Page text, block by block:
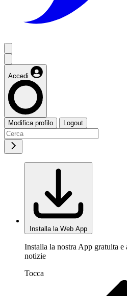
Accedi
Modifica profilo Logout
Installa la Web App
Installa la nostra App gratuita
notizie
Tocca